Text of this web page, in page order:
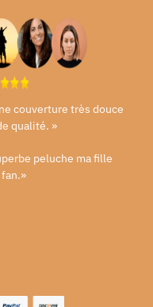
couverture très douce
qualité. »
peluche ma fille